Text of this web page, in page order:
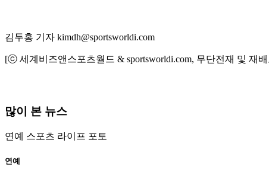
김두홍 기자 kimdh@sportsworldi.com
[ⓒ 세계비즈앤스포츠월드 & sportsworldi.com, 무단전재 및 재
많이 본 뉴스
연예 스포츠 라이프 포토
연예